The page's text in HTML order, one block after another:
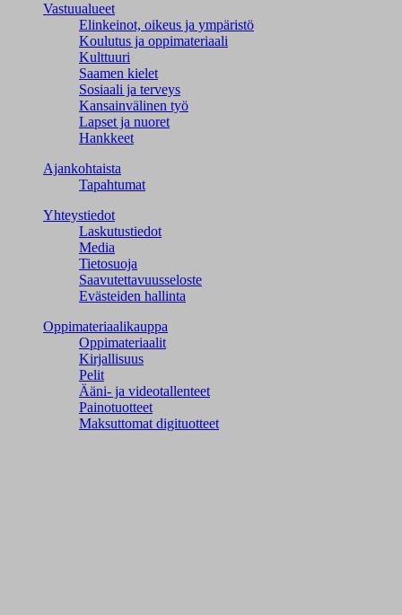
Vastuualueet
Elinkeinot, oikeus ja ympäristö
Koulutus ja oppimateriaali
Kulttuuri
Saamen kielet
Sosiaali ja terveys
Kansainvälinen työ
Lapset ja nuoret
Hankkeet
Ajankohtaista
Tapahtumat
Yhteystiedot
Laskutustiedot
Media
Tietosuoja
Saavutettavuusseloste
Evästeiden hallinta
Oppimateriaalikauppa
Oppimateriaalit
Kirjallisuus
Pelit
Ääni- ja videotallenteet
Painotuotteet
Maksuttomat digituotteet